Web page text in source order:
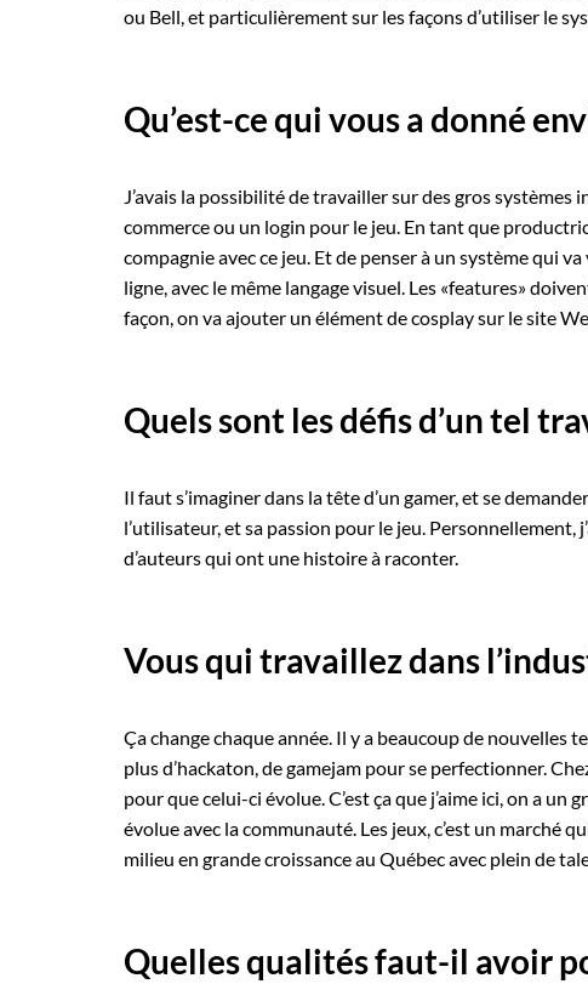
ou Bell, et particulièrement sur les façons d’utiliser le
Qu’est-ce qui vous a donné
J’avais la possibilité de travailler sur des gros
commerce ou un login pour le jeu. En tant que
compagnie avec ce jeu. Et de penser à un système qui
ligne, avec le même langage visuel. Les «features»
façon, on va ajouter un élément de cosplay sur le site
Quels sont les défis d’un tel
Il faut s’imaginer dans la tête d’un gamer, et se
l’utilisateur, et sa passion pour le jeu. Personnellement,
d’auteurs qui ont une histoire à raconter.
Vous qui travaillez dans
Ça change chaque année. Il y a beaucoup de nouvelles
plus d’hackaton, de gamejam pour se perfectionner.
pour que celui-ci évolue. C’est ça que j’aime ici, on a
évolue avec la communauté. Les jeux, c’est un marché
milieu en grande croissance au Québec avec plein de
Quelles qualités faut-il avoir